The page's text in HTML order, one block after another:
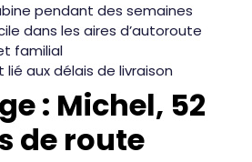
pendant des semaines
dans les aires d’autoroute
familial
aux délais de livraison
: Michel, 52
de route